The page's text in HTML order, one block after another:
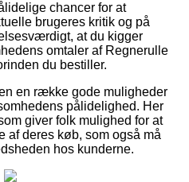
chancer for at
brugeres kritik og på
at du kigger
omtaler af Regnerulle
du bestiller.
en række gode muligheder
pålidelighed. Her
giver folk mulighed for at
af deres køb, som også må
hos kunderne.